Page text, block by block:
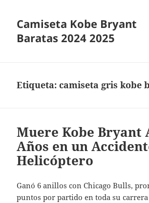
Camiseta Kobe Bryant
Baratas 2024 2025
Etiqueta:camiseta gris kobe
Muere Kobe Bryant
Años en un
Helicóptero
Ganó 6 anillos con Chicago Bulls,
puntos por partido en toda su